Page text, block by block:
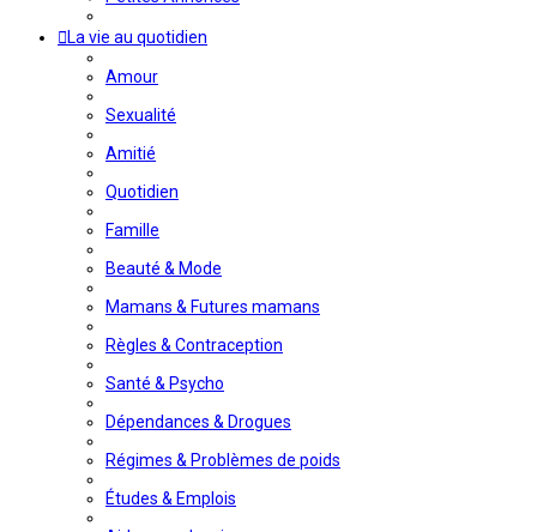
La vie au quotidien
Amour
Sexualité
Amitié
Quotidien
Famille
Beauté & Mode
Mamans & Futures mamans
Règles & Contraception
Santé & Psycho
Dépendances & Drogues
Régimes & Problèmes de poids
Études & Emplois